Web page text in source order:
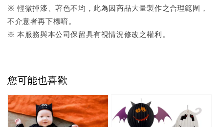
※ 輕微掉漆、著色不均，此為因商品大量製作之合理範圍，
不介意者再下標唷。
※ 本服務與本公司保留具有視情況修改之權利。
您可能也喜歡